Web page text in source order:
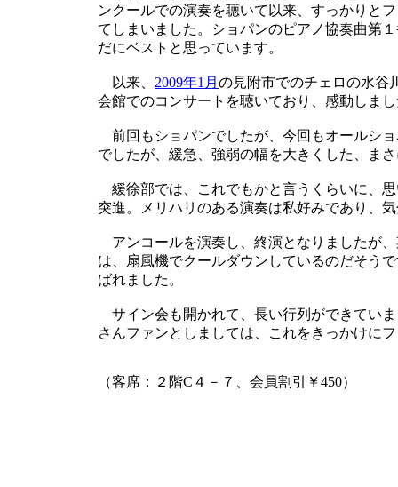
ンクールでの演奏を聴いて以来、すっかりと
てしまいました。ショパンのピアノ協奏曲第
だにベストと思っています。
以来、 2009年1月 の見附市でのチェロの水谷
会館でのコンサートを聴いており、感動しま
前回もショパンでしたが、今回もオールシ
でしたが、緩急、強弱の幅を大きくした、ま
緩徐部では、これでもかと言うくらいに、
突進。メリハリのある演奏は私好みであり、
アンコールを演奏し、終演となりましたが
は、扇風機でクールダウンしているのだそう
ばれました。
サイン会も開かれて、長い行列ができてい
さんファンとしましては、これをきっかけに
（客席：２階C４－７、会員割引￥450）